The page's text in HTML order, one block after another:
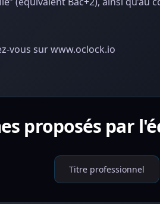
vous sur www.oclock.io
proposés par
Titre professionnel